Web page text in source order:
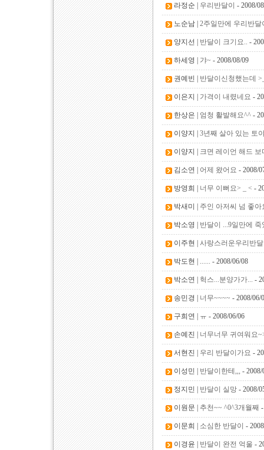
라정순 | 우리반달이 - 2008/
노순남 | 2주일만에 우리반달
양지선 | 반달이 크기요.. -
하세영 | 갸~ - 2008/08/09
권예빈 | 반달이신청했는데
이은지 | 가격이 내렸네요 -
한상은 | 엄청 활발해요^^ -
이양지 | 3년째 살아 있는 토
이양지 | 크면 레이언 해드 보
김소연 | 어제 왔어요 - 2008/
방영희 | 너무 이뻐요> _ < -
박새미 | 주인 아저씨 넘 좋아
박소영 | 반달이 ...9일만에 죽
이주현 | 사랑스러운우리반
박도현 | ...... - 2008/06/08
박소연 | 헉스...분양가가... -
송민경 | 너무~~~~ - 2008/06/
구희연 | ㅠ - 2008/06/06
손예진 | 너무너무 귀여워요
서현진 | 우리 반달이가요 -
이성민 | 반달이한테,,, - 2008/
정지민 | 반달이 실망 - 2008/
이원문 | 추천~~ ^0^3개월째
이문희 | 소심한 반달이 -
이경윤 | 반달이 완전 억울 -